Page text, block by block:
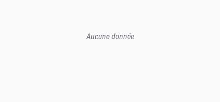
Aucune donnée